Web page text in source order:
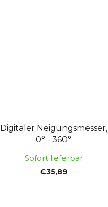
Digitaler Neigungsmesser,
0° - 360°
Sofort lieferbar
€35,89